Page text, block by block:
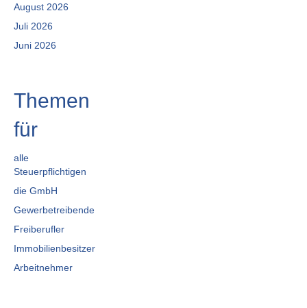
August 2026
Juli 2026
Juni 2026
Themen
für
alle
Steuerpflichtigen
die GmbH
Gewerbetreibende
Freiberufler
Immobilienbesitzer
Arbeitnehmer